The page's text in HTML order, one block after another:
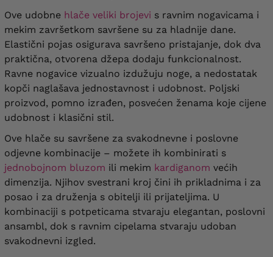
Ove udobne hlače veliki brojevi s ravnim nogavicama i
mekim završetkom savršene su za hladnije dane.
Elastični pojas osigurava savršeno pristajanje, dok dva
praktična, otvorena džepa dodaju funkcionalnost.
Ravne nogavice vizualno izdužuju noge, a nedostatak
kopči naglašava jednostavnost i udobnost. Poljski
proizvod, pomno izrađen, posvećen ženama koje cijene
udobnost i klasični stil.
Ove hlače su savršene za svakodnevne i poslovne
odjevne kombinacije – možete ih kombinirati s
jednobojnom bluzom ili mekim kardiganom većih
dimenzija. Njihov svestrani kroj čini ih prikladnima i za
posao i za druženja s obitelji ili prijateljima. U
kombinaciji s potpeticama stvaraju elegantan, poslovni
ansambl, dok s ravnim cipelama stvaraju udoban
svakodnevni izgled.